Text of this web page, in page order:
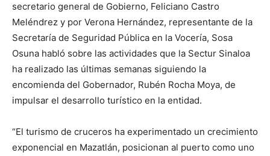
secretario general de Gobierno, Feliciano Castro
Meléndrez y por Verona Hernández, representante de la
Secretaría de Seguridad Pública en la Vocería, Sosa
Osuna habló sobre las actividades que la Sectur Sinaloa
ha realizado las últimas semanas siguiendo la
encomienda del Gobernador, Rubén Rocha Moya, de
impulsar el desarrollo turístico en la entidad.
“El turismo de cruceros ha experimentado un crecimiento
exponencial en Mazatlán, posicionan al puerto como uno